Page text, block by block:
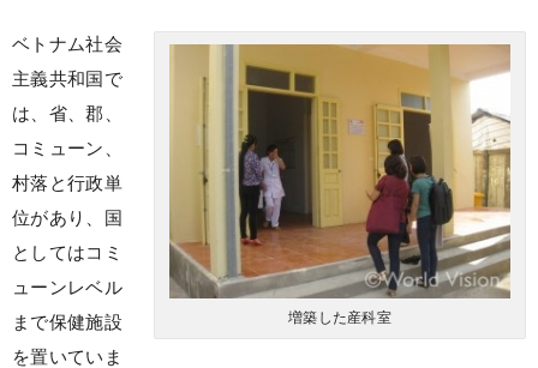
増築した産科室
ベトナム社会
主義共和国で
は、省、郡、
コミューン、
村落と行政単
位があり、国
としてはコミ
ューンレベル
まで保健施設
を置いていま